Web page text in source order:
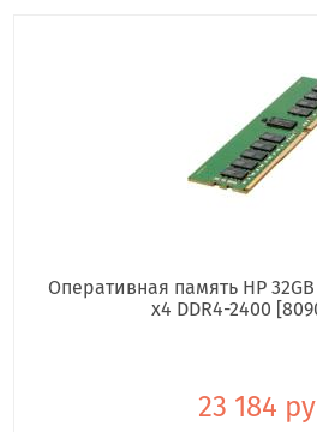
Оперативная память HP
x4 DDR4-2400
23 184